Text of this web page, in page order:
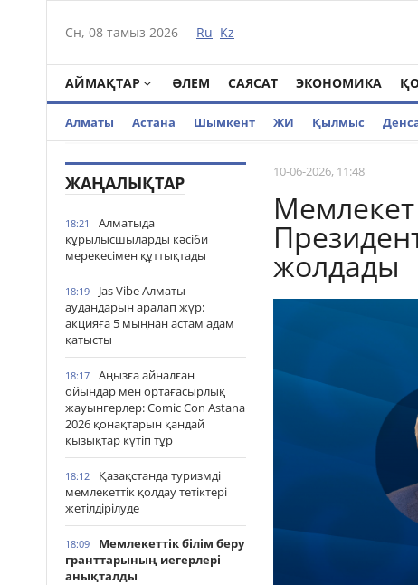
Сн, 08 тамыз 2026 Ru Kz
АЙМАҚТАР ӘЛЕМ САЯСАТ ЭКОНОМИКА
Алматы Астана Шымкент ЖИ Қылмыс
ЖАҢАЛЫҚТАР
18:21
Алматыда
құрылысшыларды кәсіби
мерекесімен құттықтады
18:19
Jas Vibe Алматы
аудандарын аралап жүр:
акцияға 5 мыңнан астам адам
қатысты
18:17
Аңызға айналған
ойындар мен ортағасырлық
жауынгерлер: Comic Con Astana
2026 қонақтарын қандай
қызықтар күтіп тұр
18:12
Қазақстанда туризмді
мемлекеттік қолдау тетіктері
жетілдірілуде
18:09
Мемлекеттік білім беру
гранттарының иегерлері
анықталды
10-06-2026, 11:48
жолдады